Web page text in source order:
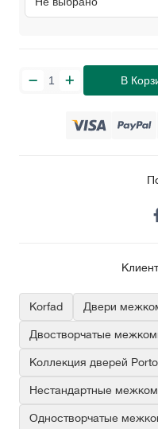
В
Korfad Двери
Двостворчатые
Коллекция дверей
Нестандартные
Одностворчатые